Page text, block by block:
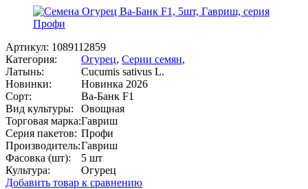
Артикул: 1089112859
Категория:
Огурец, Серии семян,
Латынь:
Cucumis sativus L.
Новинки:
Новинка 2026
Сорт:
Ва-Банк F1
Вид культуры:
Овощная
Торговая марка:Гавриш
Серия пакетов: Профи
Производитель:Гавриш
Фасовка (шт):
5 шт
Культура:
Огурец
Добавить товар к сравнению